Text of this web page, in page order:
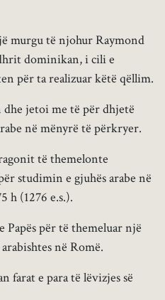
murgu të njohur Raymond
dominikan, i cili e
për ta realizuar këtë qëllim.
jetoi me të për dhjetë
në mënyrë të përkryer.
të themelonte
studimin e gjuhës arabe në
h (1276 e.s.).
për të themeluar një
në Romë.
farat e para të lëvizjes së